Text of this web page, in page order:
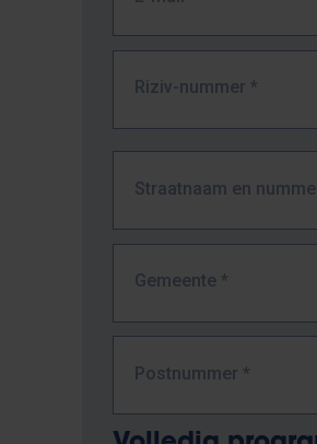
Riziv-nummer *
Adres
Straatnaam en
Gemeente *
Postnummer *